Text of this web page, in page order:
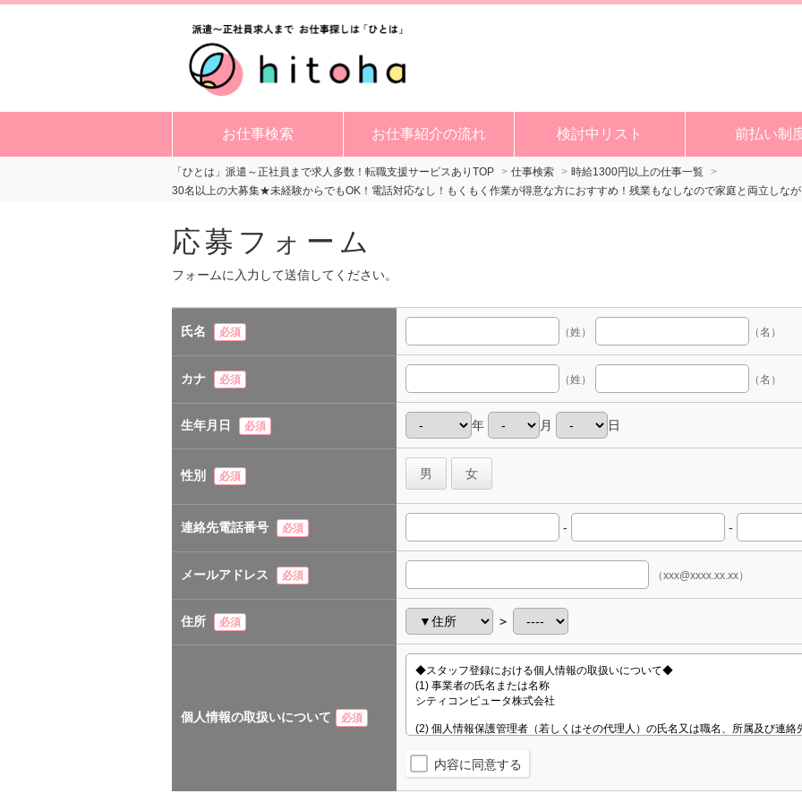
お仕事検索 お仕事紹介の流れ 検討中リスト 前払い制
「ひとは」派遣～正社員まで求人多数！転職支援サービスありTOP 仕事検索
時給1300円以上の仕事一覧
30名以上の大募集★未経験からでもOK！電話対応なし！もくもく作業が得意な方におすすめ！残業もなしなので家庭と両立しな
応募フォーム
フォームに入力して送信してください。
氏名 必須 （姓） （名）
カナ 必須 （姓） （名）
生年月日 必須 年 月 日
性別 必須 男 女
連絡先電話番号 必須 - -
メールアドレス 必須 （xxx@xxxx.xx.xx）
住所 必須 ＞
個人情報の取扱いについて 必須
内容に同意する